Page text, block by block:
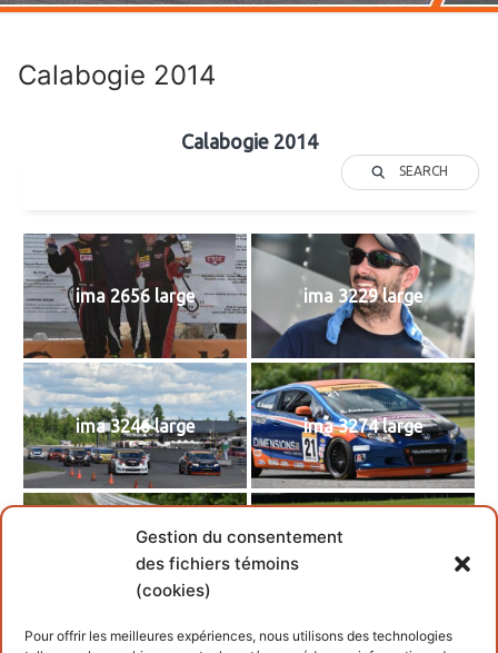
Gestion du consentement
des fichiers témoins
(cookies)
Pour offrir les meilleures expériences, nous utilisons des technologies
Calabogie 2014
Calabogie 2014
SEARCH
ima 2656 large ima 3229 large
ima 3246 large ima 3274 large
ima 3362 large